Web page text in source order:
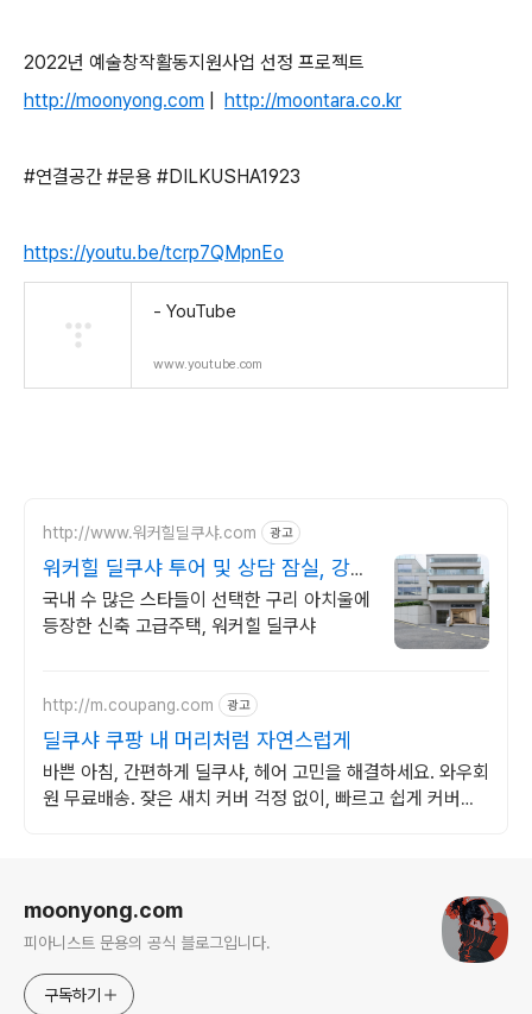
2022년 예술창작활동지원사업 선정 프로젝트
http://moonyong.com
http://moontara.co.kr
#연결공간 #문용 #DILKUSHA1923
https://youtu.be/tcrp7QMpnEo
- YouTube
www.youtube.com
http://www.워커힐딜쿠샤.com 광고
워커힐 딜쿠샤 투어 및 상담 잠실, 강남
접근성 UP!
국내 수 많은 스타들이 선택한 구리 아치울에
등장한 신축 고급주택, 워커힐 딜쿠샤
http://m.coupang.com 광고
딜쿠샤 쿠팡 내 머리처럼 자연스럽게
바쁜 아침, 간편하게 딜쿠샤, 헤어 고민을 해결하세요. 와우회
원 무료배송. 잦은 새치 커버 걱정 없이, 빠르고 쉽게 커버해
moonyong.com
피아니스트 문용의 공식 블로그입니다.
구독하기